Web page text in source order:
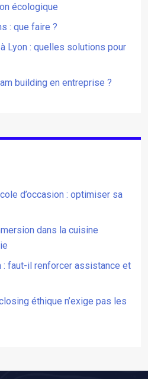
écologique
: que faire ?
Lyon : quelles solutions pour
building en entreprise ?
d’occasion : optimiser sa
dans la cuisine
: faut-il renforcer assistance et
éthique n’exige pas les